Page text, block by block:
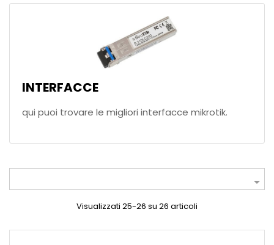
INTERFACCE
qui puoi trovare le migliori interfacce mikrotik.

Visualizzati 25-26 su 26 articoli